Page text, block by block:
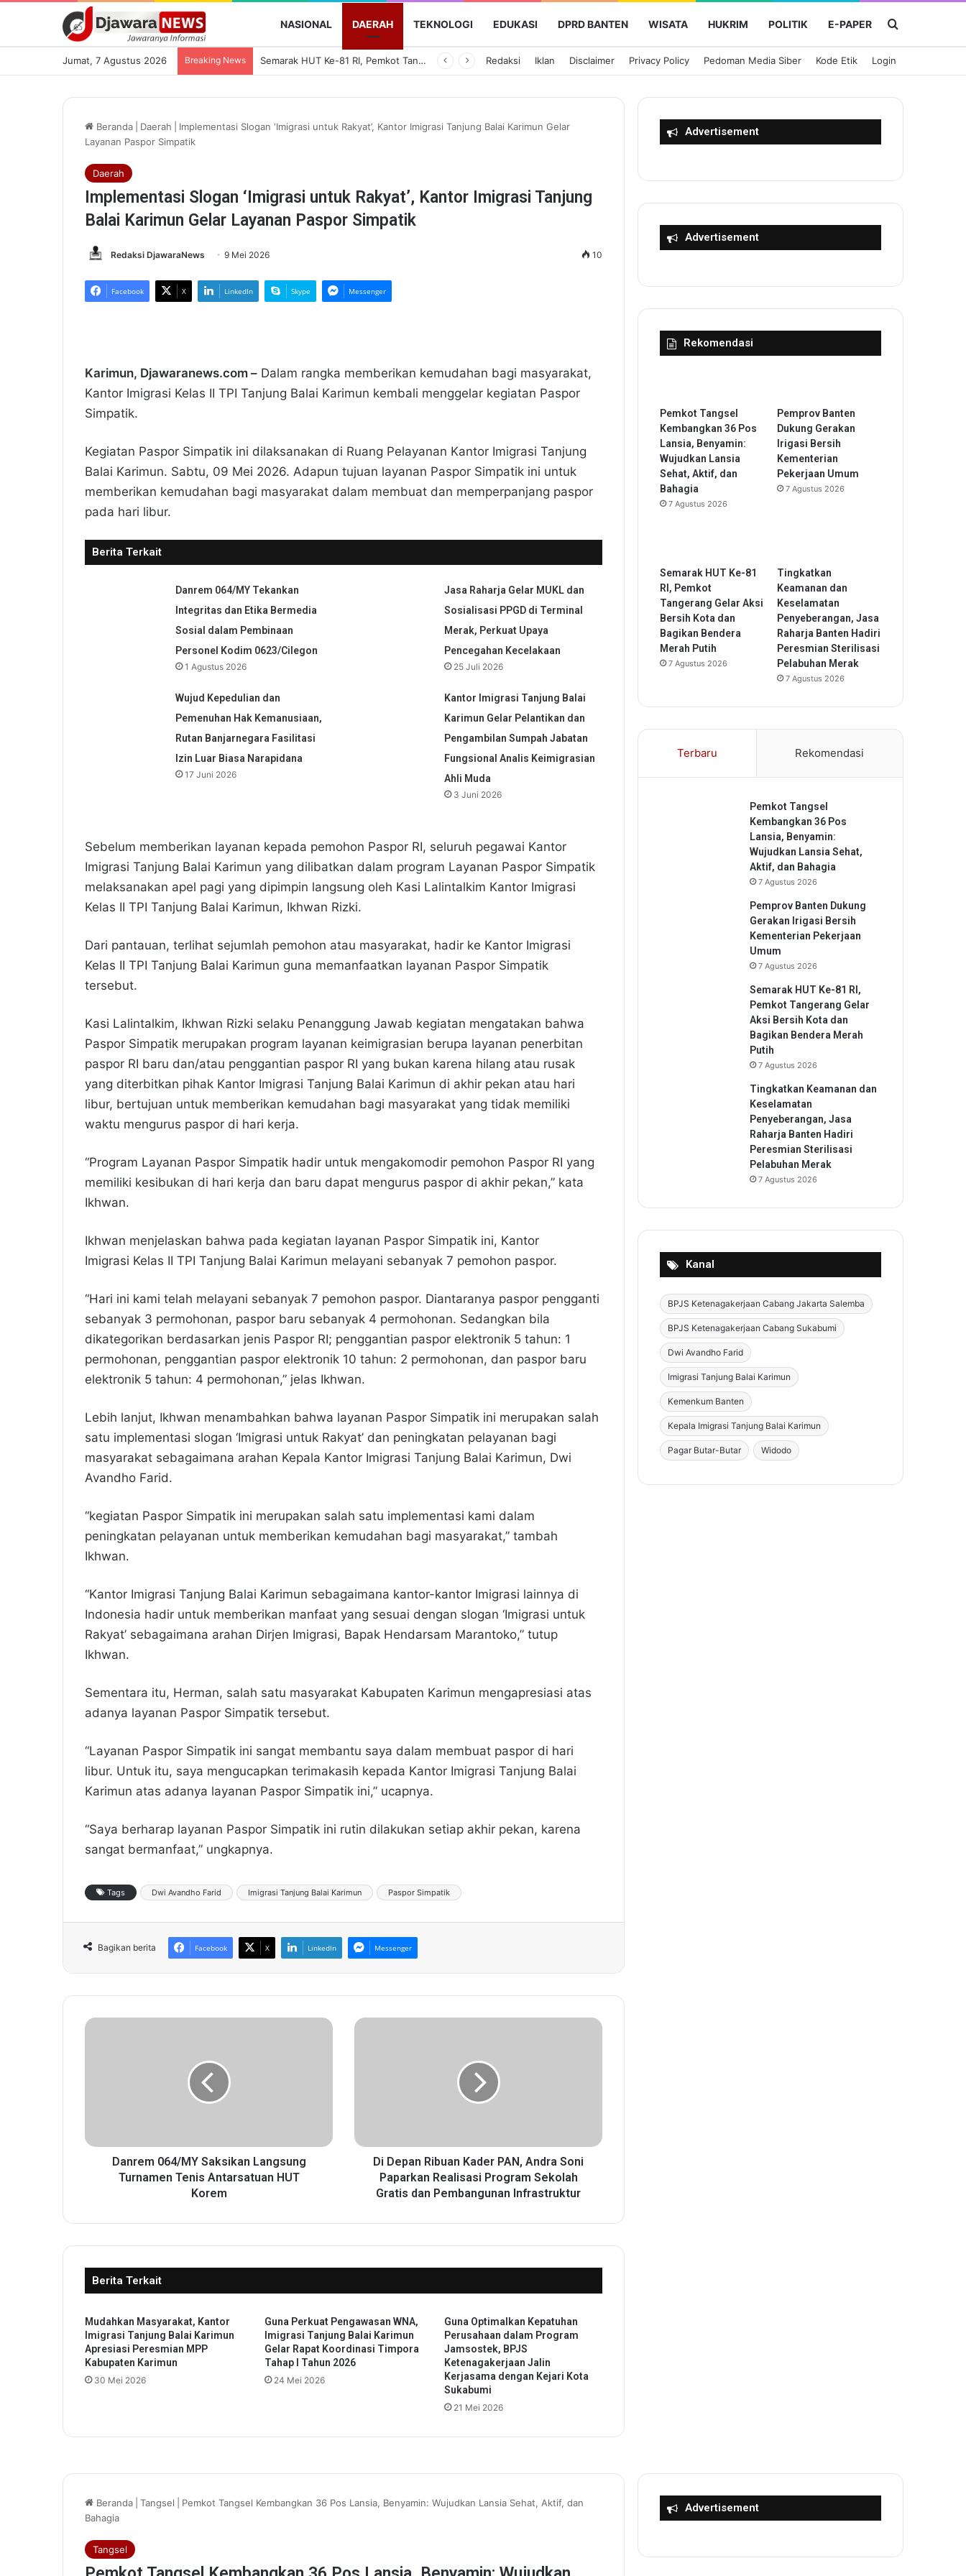
NASIONAL DAERAH TEKNOLOGI EDUKASI DPRD BANTEN WISATA HUKRIM POLITIK E-PAPER Cari Berita
Jumat, 7 Agustus 2026 Breaking News Semarak HUT Ke-81 RI, Pemkot Tangerang Gelar Aksi Bersih Kota dan Bagikan Bendera Merah Putih Redaksi Iklan Disclaimer Privacy Policy Pedoman Media Siber Kode Etik Login
Beranda Daerah
Implementasi Slogan ‘Imigrasi untuk Rakyat’, Kantor Imigrasi Tanjung Balai Karimun Gelar
Layanan Paspor Simpatik
Daerah
Implementasi Slogan ‘Imigrasi untuk Rakyat’, Kantor Imigrasi Tanjung
Balai Karimun Gelar Layanan Paspor Simpatik
Redaksi DjawaraNews 9 Mei 2026 10
Facebook X LinkedIn Skype Messenger
Karimun, Djawaranews.com – Dalam rangka memberikan kemudahan bagi masyarakat,
Kantor Imigrasi Kelas II TPI Tanjung Balai Karimun kembali menggelar kegiatan Paspor
Simpatik.
Kegiatan Paspor Simpatik ini dilaksanakan di Ruang Pelayanan Kantor Imigrasi Tanjung
Balai Karimun. Sabtu, 09 Mei 2026. Adapun tujuan layanan Paspor Simpatik ini untuk
memberikan kemudahan bagi masyarakat dalam membuat dan memperpanjang paspor
pada hari libur.
Berita Terkait
Danrem 064/MY Tekankan
Integritas dan Etika Bermedia
Sosial dalam Pembinaan
Personel Kodim 0623/Cilegon
1 Agustus 2026
Jasa Raharja Gelar MUKL dan
Sosialisasi PPGD di Terminal
Merak, Perkuat Upaya
Pencegahan Kecelakaan
25 Juli 2026
Wujud Kepedulian dan
Pemenuhan Hak Kemanusiaan,
Rutan Banjarnegara Fasilitasi
Izin Luar Biasa Narapidana
17 Juni 2026
Kantor Imigrasi Tanjung Balai
Karimun Gelar Pelantikan dan
Pengambilan Sumpah Jabatan
Fungsional Analis Keimigrasian
Ahli Muda
3 Juni 2026
Sebelum memberikan layanan kepada pemohon Paspor RI, seluruh pegawai Kantor
Imigrasi Tanjung Balai Karimun yang dilibatkan dalam program Layanan Paspor Simpatik
melaksanakan apel pagi yang dipimpin langsung oleh Kasi Lalintalkim Kantor Imigrasi
Kelas II TPI Tanjung Balai Karimun, Ikhwan Rizki.
Dari pantauan, terlihat sejumlah pemohon atau masyarakat, hadir ke Kantor Imigrasi
Kelas II TPI Tanjung Balai Karimun guna memanfaatkan layanan Paspor Simpatik
tersebut.
Kasi Lalintalkim, Ikhwan Rizki selaku Penanggung Jawab kegiatan mengatakan bahwa
Paspor Simpatik merupakan program layanan keimigrasian berupa layanan penerbitan
paspor RI baru dan/atau penggantian paspor RI yang bukan karena hilang atau rusak
yang diterbitkan pihak Kantor Imigrasi Tanjung Balai Karimun di akhir pekan atau hari
libur, bertujuan untuk memberikan kemudahan bagi masyarakat yang tidak memiliki
waktu mengurus paspor di hari kerja.
“Program Layanan Paspor Simpatik hadir untuk mengakomodir pemohon Paspor RI yang
memiliki kesibukan di hari kerja dan baru dapat mengurus paspor di akhir pekan,” kata
Ikhwan.
Ikhwan menjelaskan bahwa pada kegiatan layanan Paspor Simpatik ini, Kantor
Imigrasi Kelas II TPI Tanjung Balai Karimun melayani sebanyak 7 pemohon paspor.
“Hari ini kami telah melayani sebanyak 7 pemohon paspor. Diantaranya paspor pengganti
sebanyak 3 permohonan, paspor baru sebanyak 4 permohonan. Sedangkan bila
dikategorikan berdasarkan jenis Paspor RI; penggantian paspor elektronik 5 tahun: 1
permohonan, penggantian paspor elektronik 10 tahun: 2 permohonan, dan paspor baru
elektronik 5 tahun: 4 permohonan,” jelas Ikhwan.
Lebih lanjut, Ikhwan menambahkan bahwa layanan Paspor Simpatik ini merupakan salah
satu implementasi slogan ‘Imigrasi untuk Rakyat’ dan peningkatan pelayanan bagi
masyarakat sebagaimana arahan Kepala Kantor Imigrasi Tanjung Balai Karimun, Dwi
Avandho Farid.
“kegiatan Paspor Simpatik ini merupakan salah satu implementasi kami dalam
peningkatan pelayanan untuk memberikan kemudahan bagi masyarakat,” tambah
Ikhwan.
“Kantor Imigrasi Tanjung Balai Karimun sebagaimana kantor-kantor Imigrasi lainnya di
Indonesia hadir untuk memberikan manfaat yang sesuai dengan slogan ‘Imigrasi untuk
Rakyat’ sebagaimana arahan Dirjen Imigrasi, Bapak Hendarsam Marantoko,” tutup
Ikhwan.
Sementara itu, Herman, salah satu masyarakat Kabupaten Karimun mengapresiasi atas
adanya layanan Paspor Simpatik tersebut.
“Layanan Paspor Simpatik ini sangat membantu saya dalam membuat paspor di hari
libur. Untuk itu, saya mengucapkan terimakasih kepada Kantor Imigrasi Tanjung Balai
Karimun atas adanya layanan Paspor Simpatik ini,” ucapnya.
“Saya berharap layanan Paspor Simpatik ini rutin dilakukan setiap akhir pekan, karena
sangat bermanfaat,” ungkapnya.
Tags Dwi Avandho Farid Imigrasi Tanjung Balai Karimun Paspor Simpatik
Bagikan berita Facebook X LinkedIn Messenger
D
4
a
i
a
L
a
n
s
r
a
m
e
n
T
Danrem 064/MY Saksikan Langsung
Turnamen Tenis Antarsatuan HUT
Korem
D
i
K
e
P
N
,
A
i
a
k
Di Depan Ribuan Kader PAN, Andra Soni
Paparkan Realisasi Program Sekolah
Gratis dan Pembangunan Infrastruktur
Berita Terkait
Mudahkan Masyarakat, Kantor
Imigrasi Tanjung Balai Karimun
Apresiasi Peresmian MPP
Kabupaten Karimun
30 Mei 2026
Guna Perkuat Pengawasan WNA,
Imigrasi Tanjung Balai Karimun
Gelar Rapat Koordinasi Timpora
Tahap I Tahun 2026
24 Mei 2026
Guna Optimalkan Kepatuhan
Perusahaan dalam Program
Jamsostek, BPJS
Ketenagakerjaan Jalin
Kerjasama dengan Kejari Kota
Sukabumi
21 Mei 2026
Advertisement
Advertisement
Rekomendasi
Pemkot Tangsel
Kembangkan 36 Pos
Lansia, Benyamin:
Wujudkan Lansia
Sehat, Aktif, dan
Bahagia
7 Agustus 2026
Pemprov Banten
Dukung Gerakan
Irigasi Bersih
Kementerian
Pekerjaan Umum
7 Agustus 2026
Semarak HUT Ke-81
RI, Pemkot
Tangerang Gelar Aksi
Bersih Kota dan
Bagikan Bendera
Merah Putih
7 Agustus 2026
Tingkatkan
Keamanan dan
Keselamatan
Penyeberangan, Jasa
Raharja Banten Hadiri
Peresmian Sterilisasi
Pelabuhan Merak
7 Agustus 2026
Terbaru Rekomendasi
Pemkot Tangsel
Kembangkan 36 Pos
Lansia, Benyamin:
Wujudkan Lansia Sehat,
Aktif, dan Bahagia
7 Agustus 2026
Pemprov Banten Dukung
Gerakan Irigasi Bersih
Kementerian Pekerjaan
Umum
7 Agustus 2026
Semarak HUT Ke-81 RI,
Pemkot Tangerang Gelar
Aksi Bersih Kota dan
Bagikan Bendera Merah
Putih
7 Agustus 2026
Tingkatkan Keamanan dan
Keselamatan
Penyeberangan, Jasa
Raharja Banten Hadiri
Peresmian Sterilisasi
Pelabuhan Merak
7 Agustus 2026
Kanal
BPJS Ketenagakerjaan Cabang Jakarta Salemba
BPJS Ketenagakerjaan Cabang Sukabumi
Dwi Avandho Farid
Imigrasi Tanjung Balai Karimun
Kemenkum Banten
Kepala Imigrasi Tanjung Balai Karimun
Pagar Butar-Butar Widodo